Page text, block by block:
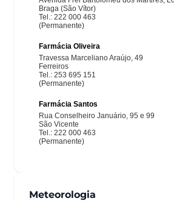
Meteorologia